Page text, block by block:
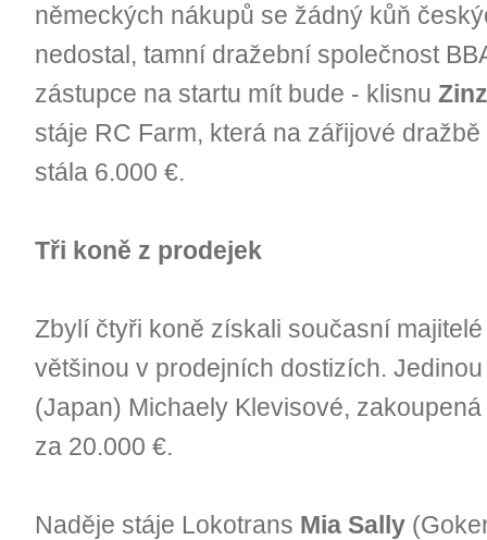
německých nákupů se žádný kůň
nedostal, tamní dražební společnost
zástupce na startu mít bude - klisnu
stáje RC Farm, která na zářijové
stála 6.000 €.
Tři koně z prodejek
Zbylí čtyři koně získali současní
většinou v prodejních dostizích.
(Japan) Michaely Klevisové,
za 20.000 €.
Naděje stáje Lokotrans Mia Sally